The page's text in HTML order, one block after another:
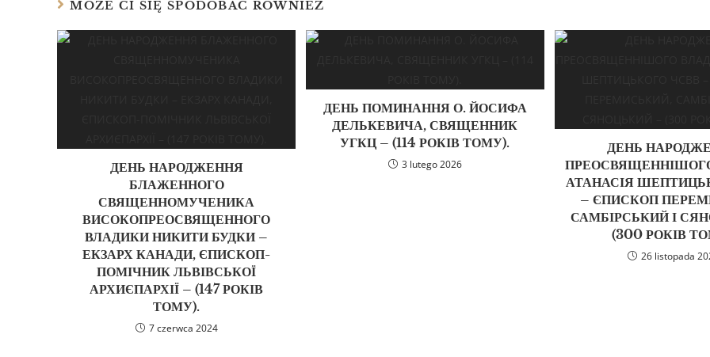
MOŻE CI SIĘ SPODOBAĆ RÓWNIEŻ
ДЕНЬ НАРОДЖЕННЯ
БЛАЖЕННОГО
СВЯЩЕННОМУЧЕНИКА
ВИСОКОПРЕОСВЯЩЕННОГО
ВЛАДИКИ НИКИТИ БУДКИ –
ЕКЗАРХ КАНАДИ, ЄПИСКОП-
ПОМІЧНИК ЛЬВІВСЬКОЇ
АРХИЄПАРХІЇ – (147 РОКІВ
ТОМУ).
7 czerwca 2024
ДЕНЬ ПОМИНАННЯ О. ЙОСИФА
ДЕЛЬКЕВИЧА, СВЯЩЕННИК
УГКЦ – (114 РОКІВ ТОМУ).
3 lutego 2026
ДЕНЬ
АТАНАСІЯ
– ЄПИСКОП
САМБІРСЬКИЙ І
(300 РОКІВ
26 listopada